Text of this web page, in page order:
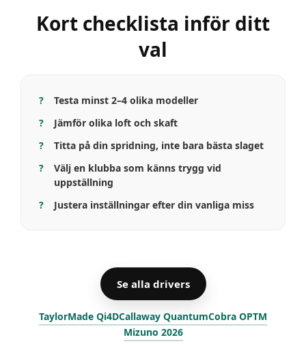
Kort checklista inför ditt
val
Testa minst 2–4 olika modeller
Jämför olika loft och skaft
Titta på din spridning, inte bara bästa slaget
Välj en klubba som känns trygg vid
uppställning
Justera inställningar efter din vanliga miss
Se alla drivers
TaylorMade Qi4DCallaway QuantumCobra OPTM
Mizuno 2026